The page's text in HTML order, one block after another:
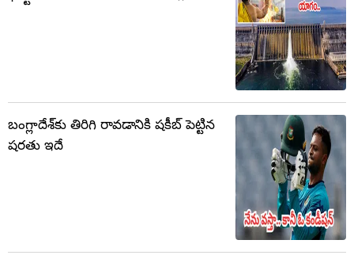
బంగ్లాదేశ్‌కు తిరిగి రావడానికి షకీబ్ పెట్టిన
షరతు ఇదే